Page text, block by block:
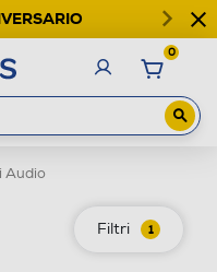
0
Audio
Filtri 1